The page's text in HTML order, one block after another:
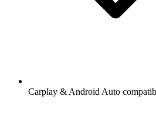
Carplay & Android Auto